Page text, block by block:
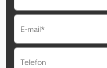
E-mail*
Telefon